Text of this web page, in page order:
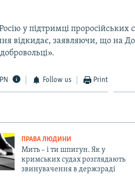
у підтримці проросійських
відкидає, заявляючи, що на
Follow us Print
ПРАВА ЛЮДИНИ
Мить – і ти шпигун. Як у
кримських судах розглядають
звинувачення в держзраді